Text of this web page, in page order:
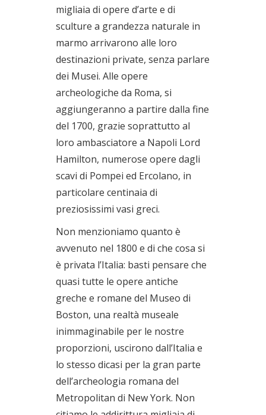
migliaia di opere d’arte e di
sculture a grandezza naturale in
marmo arrivarono alle loro
destinazioni private, senza parlare
dei Musei. Alle opere
archeologiche da Roma, si
aggiungeranno a partire dalla fine
del 1700, grazie soprattutto al
loro ambasciatore a Napoli Lord
Hamilton, numerose opere dagli
scavi di Pompei ed Ercolano, in
particolare centinaia di
preziosissimi vasi greci.
Non menzioniamo quanto è
avvenuto nel 1800 e di che cosa si
è privata l’Italia: basti pensare che
quasi tutte le opere antiche
greche e romane del Museo di
Boston, una realtà museale
inimmaginabile per le nostre
proporzioni, uscirono dall’Italia e
lo stesso dicasi per la gran parte
dell’archeologia romana del
Metropolitan di New York. Non